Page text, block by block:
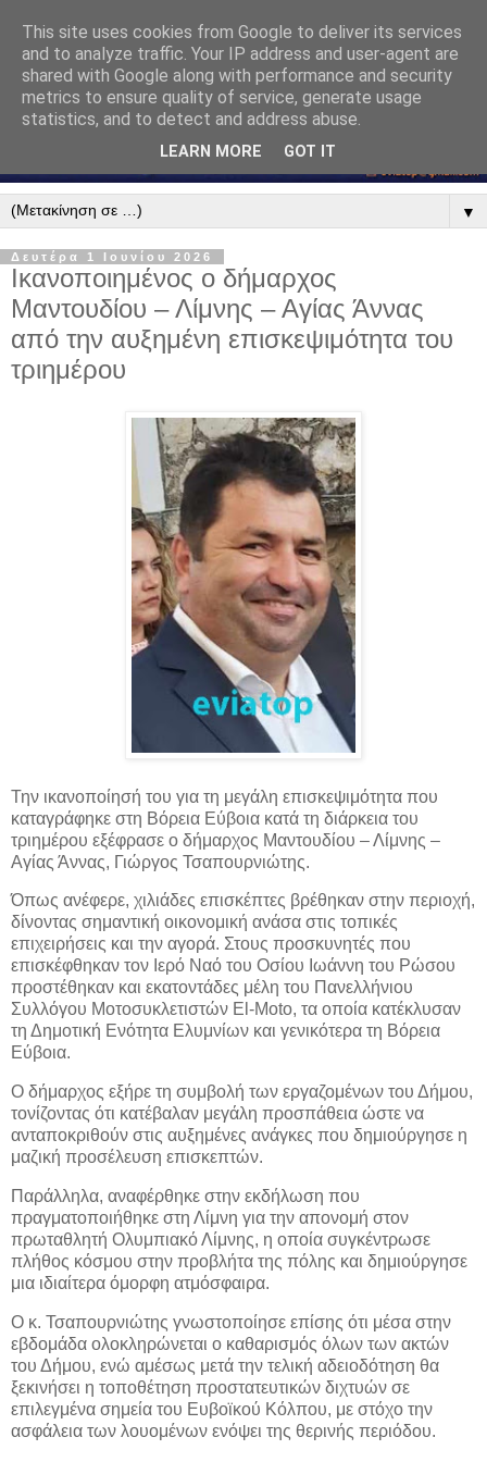
▼
Δευτέρα 1 Ιουνίου 2026
Ικανοποιημένος ο δήμαρχος
Μαντουδίου – Λίμνης – Αγίας Άννας
από την αυξημένη επισκεψιμότητα του
τριημέρου
Την ικανοποίησή του για τη μεγάλη επισκεψιμότητα που
καταγράφηκε στη Βόρεια Εύβοια κατά τη διάρκεια του
τριημέρου εξέφρασε ο δήμαρχος Μαντουδίου – Λίμνης –
Αγίας Άννας, Γιώργος Τσαπουρνιώτης.
Όπως ανέφερε, χιλιάδες επισκέπτες βρέθηκαν στην περιοχή,
δίνοντας σημαντική οικονομική ανάσα στις τοπικές
επιχειρήσεις και την αγορά. Στους προσκυνητές που
επισκέφθηκαν τον Ιερό Ναό του Οσίου Ιωάννη του Ρώσου
προστέθηκαν και εκατοντάδες μέλη του Πανελλήνιου
Συλλόγου Μοτοσυκλετιστών El-Moto, τα οποία κατέκλυσαν
τη Δημοτική Ενότητα Ελυμνίων και γενικότερα τη Βόρεια
Εύβοια.
Ο δήμαρχος εξήρε τη συμβολή των εργαζομένων του Δήμου,
τονίζοντας ότι κατέβαλαν μεγάλη προσπάθεια ώστε να
ανταποκριθούν στις αυξημένες ανάγκες που δημιούργησε η
μαζική προσέλευση επισκεπτών.
Παράλληλα, αναφέρθηκε στην εκδήλωση που
πραγματοποιήθηκε στη Λίμνη για την απονομή στον
πρωταθλητή Ολυμπιακό Λίμνης, η οποία συγκέντρωσε
πλήθος κόσμου στην προβλήτα της πόλης και δημιούργησε
μια ιδιαίτερα όμορφη ατμόσφαιρα.
Ο κ. Τσαπουρνιώτης γνωστοποίησε επίσης ότι μέσα στην
εβδομάδα ολοκληρώνεται ο καθαρισμός όλων των ακτών
του Δήμου, ενώ αμέσως μετά την τελική αδειοδότηση θα
ξεκινήσει η τοποθέτηση προστατευτικών διχτυών σε
επιλεγμένα σημεία του Ευβοϊκού Κόλπου, με στόχο την
ασφάλεια των λουομένων ενόψει της θερινής περιόδου.
This site uses cookies from Google to deliver its services
and to analyze traffic. Your IP address and user-agent are
shared with Google along with performance and security
metrics to ensure quality of service, generate usage
statistics, and to detect and address abuse.
LEARN MORE GOT IT